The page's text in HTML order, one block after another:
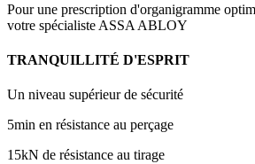
Pour une prescription d'organigramme
votre spécialiste ASSA ABLOY
TRANQUILLITÉ D'ESPRIT
Un niveau supérieur de sécurité
5min en résistance au perçage
15kN de résistance au tirage